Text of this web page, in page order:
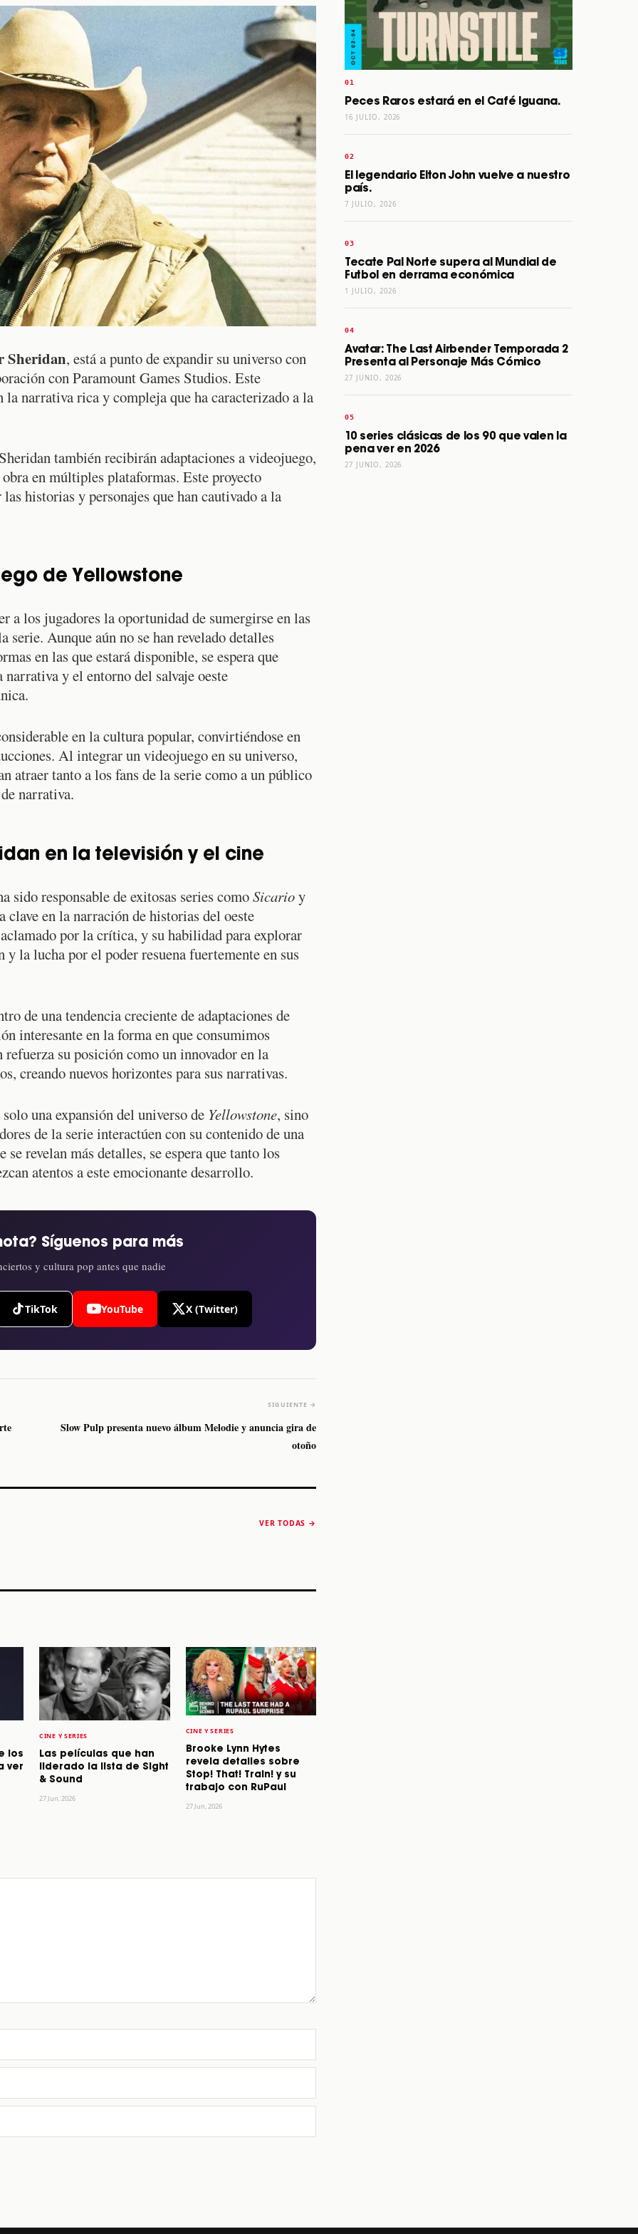
Sheridan, está a punto de expandir su universo con
con Paramount Games Studios. Este
narrativa rica y compleja que ha caracterizado a la
también recibirán adaptaciones a videojuego,
en múltiples plataformas. Este proyecto
historias y personajes que han cautivado a la
de Yellowstone
a los jugadores la oportunidad de sumergirse en las
Aunque aún no se han revelado detalles
en las que estará disponible, se espera que
y el entorno del salvaje oeste
en la cultura popular, convirtiéndose en
Al integrar un videojuego en su universo,
atraer tanto a los fans de la serie como a un público
narrativa.
en la televisión y el cine
sido responsable de exitosas series comoSicarioy
clave en la narración de historias del oeste
por la crítica, y su habilidad para explorar
la lucha por el poder resuena fuertemente en sus
de una tendencia creciente de adaptaciones de
interesante en la forma en que consumimos
su posición como un innovador en la
creando nuevos horizontes para sus narrativas.
una expansión del universo de Yellowstone, sino
de la serie interactúen con su contenido de una
revelan más detalles, se espera que tanto los
atentos a este emocionante desarrollo.
Síguenos para más
y cultura pop antes que nadie
TikTok YouTube X (Twitter)
SIGUIENTE →
Slow Pulp presenta nuevo álbum Melodie y anuncia gira de
otoño
VER TODAS →
los
ver
CINE Y SERIES
Las películas que han
liderado la lista de Sight
& Sound
27 Jun, 2026
CINE Y SERIES
Brooke Lynn Hytes
revela detalles sobre
Stop! That! Train! y su
trabajo con RuPaul
27 Jun, 2026
Peces Raros estará en el Café Iguana.
16 JULIO, 2026
El legendario Elton John vuelve a nuestro
país.
7 JULIO, 2026
Tecate Pal Norte supera al Mundial de
Futbol en derrama económica
1 JULIO, 2026
Avatar: The Last Airbender Temporada 2
Presenta al Personaje Más Cómico
27 JUNIO, 2026
10 series clásicas de los 90 que valen la
pena ver en 2026
27 JUNIO, 2026